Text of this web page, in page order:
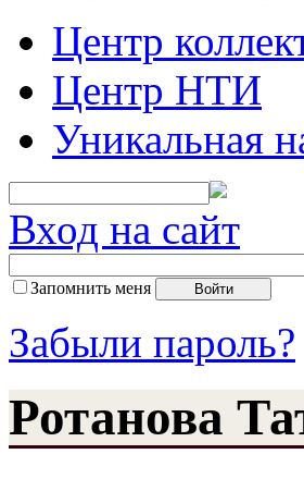
Центр
Центр НТИ
Уникальная
Вход на сайт
Запомнить меня
Забыли пароль?
Ротанова